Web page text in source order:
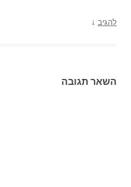
להגיב ↓
השאר תגובה